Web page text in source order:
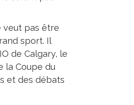
veut pas être
sport. Il
de Calgary, le
la Coupe du
et des débats